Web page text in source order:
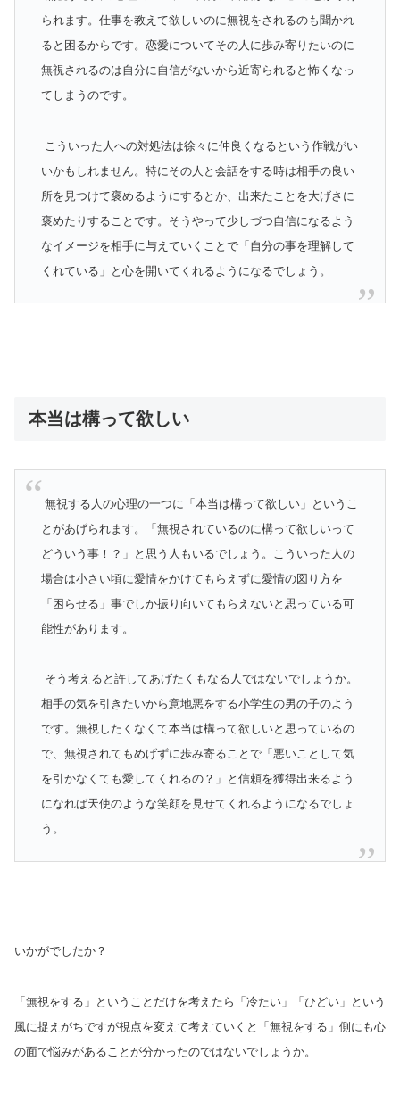
られます。仕事を教えて欲しいのに無視をされるのも聞かれ
ると困るからです。恋愛についてその人に歩み寄りたいのに
無視されるのは自分に自信がないから近寄られると怖くなっ
てしまうのです。
こういった人への対処法は徐々に仲良くなるという作戦がい
いかもしれません。特にその人と会話をする時は相手の良い
所を見つけて褒めるようにするとか、出来たことを大げさに
褒めたりすることです。そうやって少しづつ自信になるよう
なイメージを相手に与えていくことで「自分の事を理解して
くれている」と心を開いてくれるようになるでしょう。
本当は構って欲しい
無視する人の心理の一つに「本当は構って欲しい」というこ
とがあげられます。「無視されているのに構って欲しいって
どういう事！？」と思う人もいるでしょう。こういった人の
場合は小さい頃に愛情をかけてもらえずに愛情の図り方を
「困らせる」事でしか振り向いてもらえないと思っている可
能性があります。
そう考えると許してあげたくもなる人ではないでしょうか。
相手の気を引きたいから意地悪をする小学生の男の子のよう
です。無視したくなくて本当は構って欲しいと思っているの
で、無視されてもめげずに歩み寄ることで「悪いことして気
を引かなくても愛してくれるの？」と信頼を獲得出来るよう
になれば天使のような笑顔を見せてくれるようになるでしょ
う。
いかがでしたか？
「無視をする」ということだけを考えたら「冷たい」「ひどい」という
風に捉えがちですが視点を変えて考えていくと「無視をする」側にも心
の面で悩みがあることが分かったのではないでしょうか。